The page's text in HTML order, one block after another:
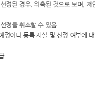
정된 경우, 위촉된 것으로 보며, 제
정을 취소할 수 있음
정이니 등록 사실 및 선정 여부에